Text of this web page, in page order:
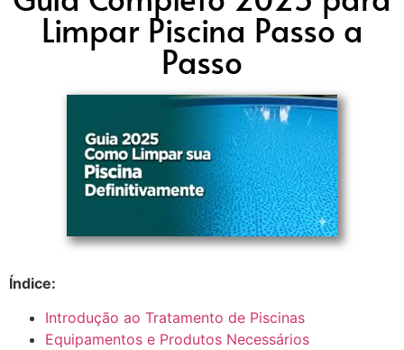
Limpar Piscina Passo a
Passo
Índice:
Introdução ao Tratamento de Piscinas
Equipamentos e Produtos Necessários